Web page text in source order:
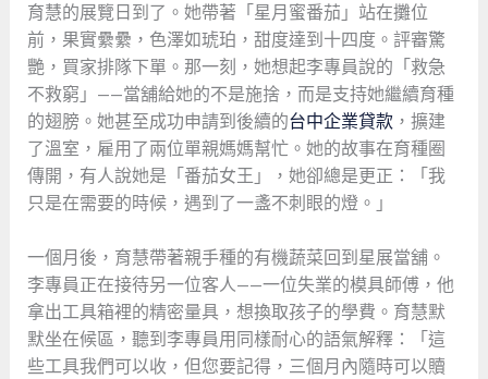
育慧的展覽日到了。她帶著「星月蜜番茄」站在攤位
前，果實纍纍，色澤如琥珀，甜度達到十四度。評審驚
艷，買家排隊下單。那一刻，她想起李專員說的「救急
不救窮」——當舖給她的不是施捨，而是支持她繼續育種
的翅膀。她甚至成功申請到後續的台中企業貸款，擴建
了溫室，雇用了兩位單親媽媽幫忙。她的故事在育種圈
傳開，有人說她是「番茄女王」，她卻總是更正：「我
只是在需要的時候，遇到了一盞不刺眼的燈。」
一個月後，育慧帶著親手種的有機蔬菜回到星展當舖。
李專員正在接待另一位客人——一位失業的模具師傅，他
拿出工具箱裡的精密量具，想換取孩子的學費。育慧默
默坐在候區，聽到李專員用同樣耐心的語氣解釋：「這
些工具我們可以收，但您要記得，三個月內隨時可以贖